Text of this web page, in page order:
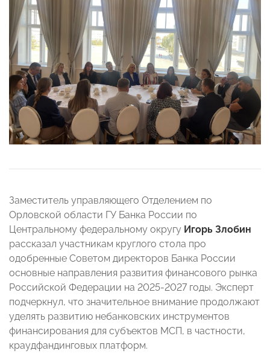
Заместитель управляющего Отделением по
Орловской области ГУ Банка России по
Центральному федеральному округу Игорь Злобин
рассказал участникам круглого стола про
одобренные Советом директоров Банка России
основные направления развития финансового рынка
Российской Федерации на 2025-2027 годы. Эксперт
подчеркнул, что значительное внимание продолжают
уделять развитию небанковских инструментов
финансирования для субъектов МСП, в частности,
краудфандинговых платформ.